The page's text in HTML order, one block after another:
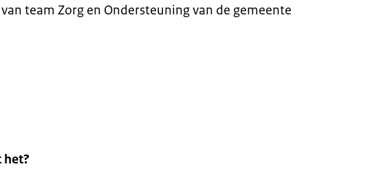
team Zorg en Ondersteuning van de gemeente
het?